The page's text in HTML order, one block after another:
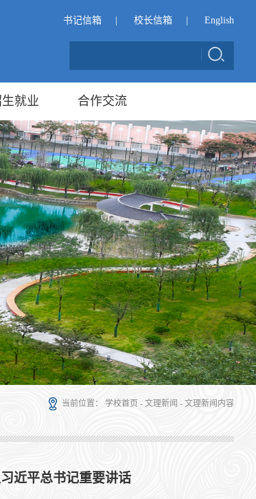
书记信箱 校长信箱 English
就业 合作交流
当前位置： 学校首页 - 文理新闻 - 文理新闻内容
近平总书记重要讲话